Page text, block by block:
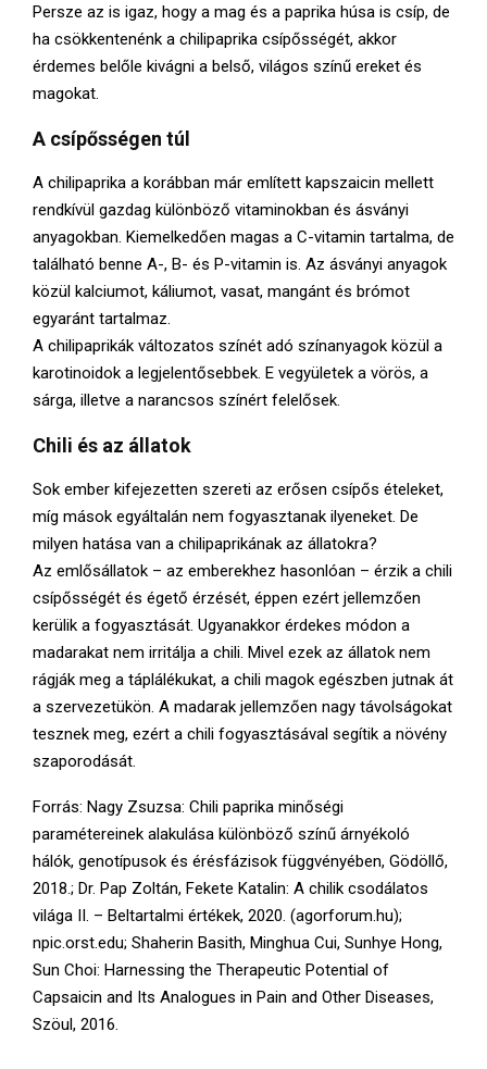
Persze az is igaz, hogy a mag és a paprika húsa is csíp, de
ha csökkentenénk a chilipaprika csípősségét, akkor
érdemes belőle kivágni a belső, világos színű ereket és
magokat.
A csípősségen túl
A chilipaprika a korábban már említett kapszaicin mellett
rendkívül gazdag különböző vitaminokban és ásványi
anyagokban. Kiemelkedően magas a C-vitamin tartalma, de
található benne A-, B- és P-vitamin is. Az ásványi anyagok
közül kalciumot, káliumot, vasat, mangánt és brómot
egyaránt tartalmaz.
A chilipaprikák változatos színét adó színanyagok közül a
karotinoidok a legjelentősebbek. E vegyületek a vörös, a
sárga, illetve a narancsos színért felelősek.
Chili és az állatok
Sok ember kifejezetten szereti az erősen csípős ételeket,
míg mások egyáltalán nem fogyasztanak ilyeneket. De
milyen hatása van a chilipaprikának az állatokra?
Az emlősállatok – az emberekhez hasonlóan – érzik a chili
csípősségét és égető érzését, éppen ezért jellemzően
kerülik a fogyasztását. Ugyanakkor érdekes módon a
madarakat nem irritálja a chili. Mivel ezek az állatok nem
rágják meg a táplálékukat, a chili magok egészben jutnak át
a szervezetükön. A madarak jellemzően nagy távolságokat
tesznek meg, ezért a chili fogyasztásával segítik a növény
szaporodását.
Forrás: Nagy Zsuzsa: Chili paprika minőségi
paramétereinek alakulása különböző színű árnyékoló
hálók, genotípusok és érésfázisok függvényében, Gödöllő,
2018.; Dr. Pap Zoltán, Fekete Katalin: A chilik csodálatos
világa II. – Beltartalmi értékek, 2020. (agorforum.hu);
npic.orst.edu; Shaherin Basith, Minghua Cui, Sunhye Hong,
Sun Choi: Harnessing the Therapeutic Potential of
Capsaicin and Its Analogues in Pain and Other Diseases,
Szöul, 2016.